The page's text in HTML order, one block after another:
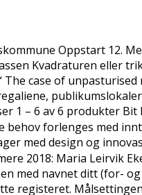
Oppstart 12.
Kvadraturen eller
case of
1 – 6 av 6 produkter
forlenges med
med design og
2018: Maria Leirvik
med navnet ditt (for-
registeret.